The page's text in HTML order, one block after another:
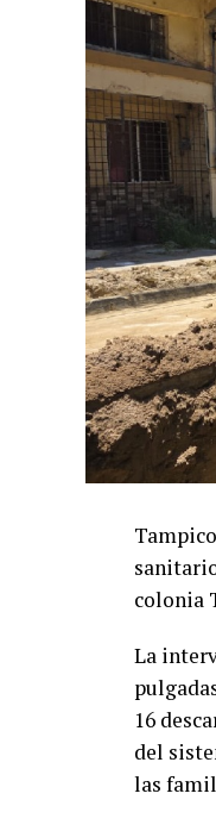
colonia
La
16
del
las